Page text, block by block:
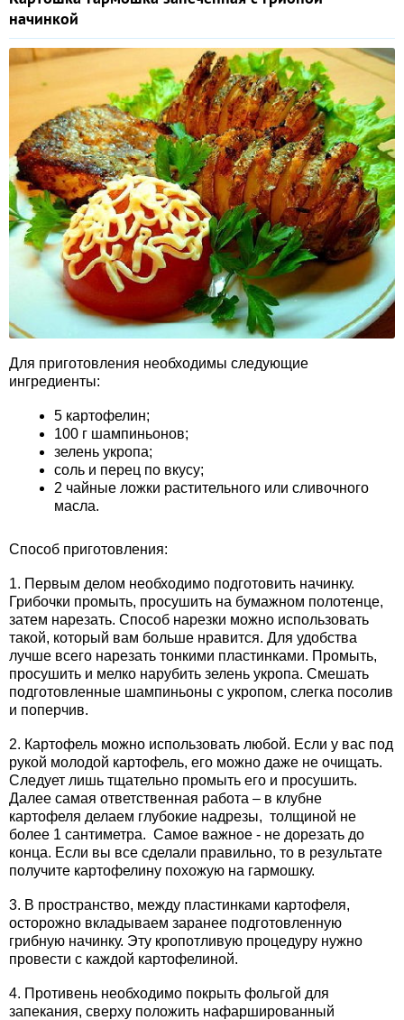
начинкой
Для приготовления необходимы следующие
ингредиенты:
5 картофелин;
100 г шампиньонов;
зелень укропа;
соль и перец по вкусу;
2 чайные ложки растительного или сливочного
масла.
Способ приготовления:
1. Первым делом необходимо подготовить начинку.
Грибочки промыть, просушить на бумажном полотенце,
затем нарезать. Способ нарезки можно использовать
такой, который вам больше нравится. Для удобства
лучше всего нарезать тонкими пластинками. Промыть,
просушить и мелко нарубить зелень укропа. Смешать
подготовленные шампиньоны с укропом, слегка посолив
и поперчив.
2. Картофель можно использовать любой. Если у вас под
рукой молодой картофель, его можно даже не очищать.
Следует лишь тщательно промыть его и просушить.
Далее самая ответственная работа – в клубне
картофеля делаем глубокие надрезы, толщиной не
более 1 сантиметра. Самое важное - не дорезать до
конца. Если вы все сделали правильно, то в результате
получите картофелину похожую на гармошку.
3. В пространство, между пластинками картофеля,
осторожно вкладываем заранее подготовленную
грибную начинку. Эту кропотливую процедуру нужно
провести с каждой картофелиной.
4. Противень необходимо покрыть фольгой для
запекания, сверху положить нафаршированный